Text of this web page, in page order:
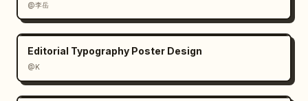
@李岳
Editorial Typography Poster Design
@K